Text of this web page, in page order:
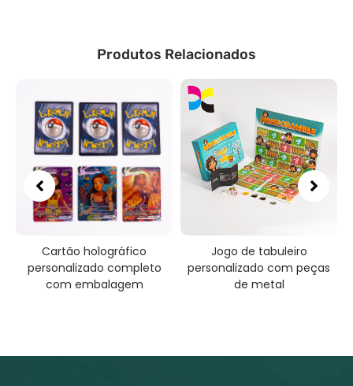
Produtos Relacionados
Cartão holográfico
personalizado completo
com embalagem
Jogo de tabuleiro
personalizado com peças
de metal